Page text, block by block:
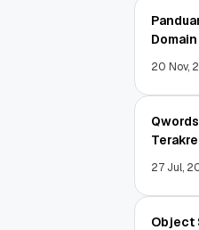
20 Nov,
27 Jul,
Object